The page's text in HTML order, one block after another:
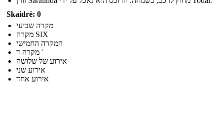
Skaidrė: 0
מקרה שביעי
מקרה SIX
המקרה החמישי
מקרה ד '
אירוע של שלושה
אירוע שני
אירוע אחד